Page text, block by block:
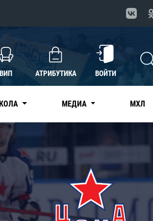
ВИП АТРИБУТИКА ВОЙТИ
МЕДИА МХЛ